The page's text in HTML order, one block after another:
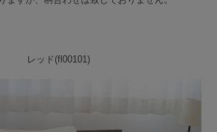
レッド(fl00101)